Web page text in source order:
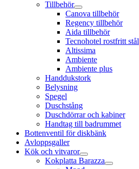
Tillbehör
Canova tillbehör
Regency tillbehör
Aida tillbehör
Tecnohotel rostfritt stål
Altissima
Ambiente
Ambiente plus
Handdukstork
Belysning
Spegel
Duschstång
Duschdörrar och kabiner
Handtag till badrummet
Bottenventil för diskbänk
Avloppsgaller
Kök och vitvaror
Kokplatta Barazza